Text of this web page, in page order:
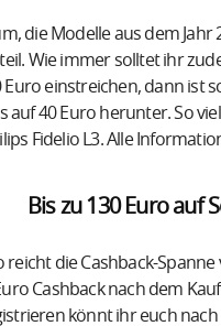
die Modelle aus dem
Wie immer solltet ihr
einstreichen, dann ist
auf 40 Euro herunter. So
Fidelio L3. Alle
Bis zu 130 Euro auf
die Cashback-
Cashback nach dem
könnt ihr euch